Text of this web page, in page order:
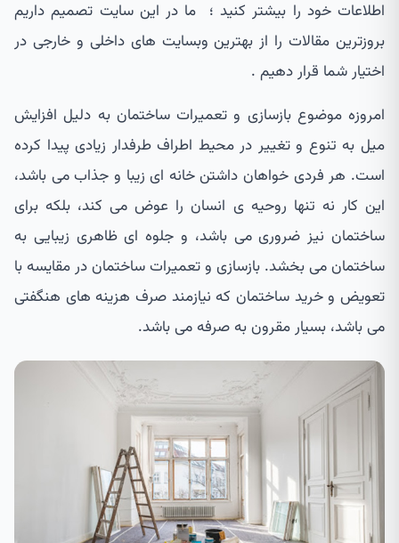
اطلاعات خود را بیشتر کنید ؛ ما در این سایت تصمیم داریم
بروزترین مقالات را از بهترین وبسایت های داخلی و خارجی در
اختیار شما قرار دهیم .
امروزه موضوع بازسازی و تعمیرات ساختمان به دلیل افزایش
میل به تنوع و تغییر در محیط اطراف طرفدار زیادی پیدا کرده
است. هر فردی خواهان داشتن خانه ای زیبا و جذاب می باشد،
این کار نه تنها روحیه ی انسان را عوض می کند، بلکه برای
ساختمان نیز ضروری می باشد، و جلوه ای ظاهری زیبایی به
ساختمان می بخشد. بازسازی و تعمیرات ساختمان در مقایسه با
تعویض و خرید ساختمان که نیازمند صرف هزینه های هنگفتی
می باشد، بسیار مقرون به صرفه می باشد.